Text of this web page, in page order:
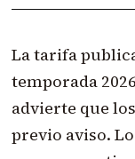
La tarifa
temporada
advierte que
previo aviso.